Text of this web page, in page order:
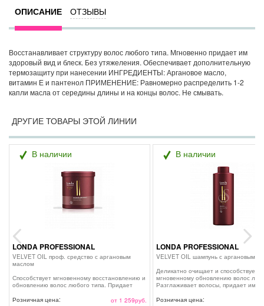
ОПИСАНИЕ ОТЗЫВЫ
Восстанавливает структуру волос любого типа. Мгновенно придает им
здоровый вид и блеск. Без утяжеления. Обеспечивает дополнительную
термозащиту при нанесении ИНГРЕДИЕНТЫ: Аргановое масло,
витамин Е и пантенол ПРИМЕНЕНИЕ: Равномерно распределить 1-2
капли масла от середины длины и на концы волос. Не смывать.
ДРУГИЕ ТОВАРЫ ЭТОЙ ЛИНИИ
В наличии
LONDA PROFESSIONAL
VELVET OIL проф. средство с аргановым
маслом
Способствует мгновенному восстановлению и
обновлению волос любого типа. Придает
ИНГРЕДИЕНТЫ: Аргановое масло и витамин
Розничная цена: от 1 259руб.
В наличии
LONDA PROFESSIONAL
VELVET OIL шампунь с аргановым
Деликатно очищает и способствует
мгновенному обновлению волос
Разглаживает волосы, придает им
масло и витамин Е ПРИМЕНЕНИЕ:
Розничная цена:
Previous Next